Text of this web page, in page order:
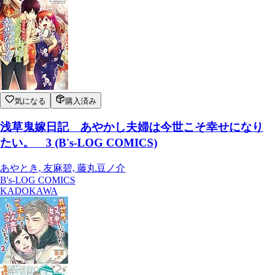
気になる 購入済み
浅草鬼嫁日記 あやかし夫婦は今世こそ幸せになり
たい。 3 (B's-LOG COMICS)
あやとき, 友麻碧, 藤丸豆ノ介
B's-LOG COMICS
KADOKAWA